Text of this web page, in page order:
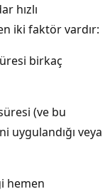
hızlı
iki faktör vardır:
birkaç
(ve bu
uygulandığı veya
hemen